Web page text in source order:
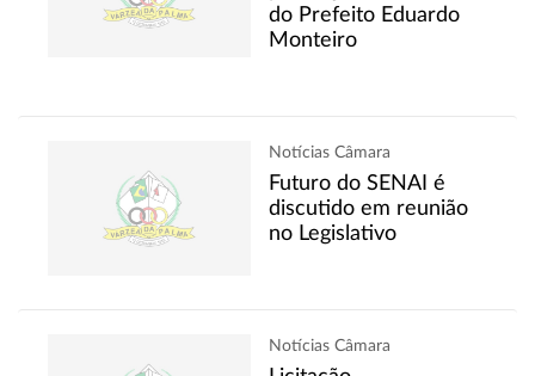
do Prefeito Eduardo
Monteiro
Notícias Câmara
Futuro do SENAI é
discutido em reunião
no Legislativo
Notícias Câmara